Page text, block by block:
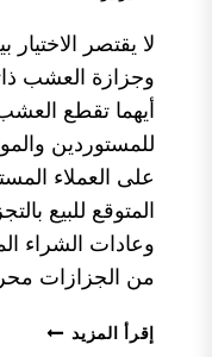
لا يقتصر
وجزازة العشب
أيهما تقطع
للمستوردين
على العملاء
المتوقع للبيع
وعادات الشراء
من الجزازات
إقرأ المزيد جزازة